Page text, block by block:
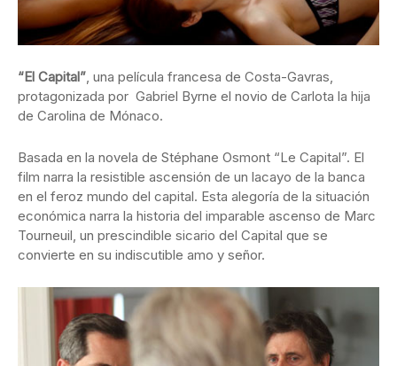
“El Capital”, una película francesa de Costa-Gavras,
protagonizada por Gabriel Byrne el novio de Carlota la hija
de Carolina de Mónaco.
Basada en la novela de Stéphane Osmont “Le Capital”. El
film narra la resistible ascensión de un lacayo de la banca
en el feroz mundo del capital. Esta alegoría de la situación
económica narra la historia del imparable ascenso de Marc
Tourneuil, un prescindible sicario del Capital que se
convierte en su indiscutible amo y señor.